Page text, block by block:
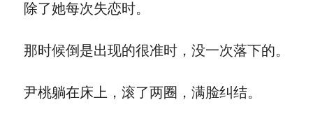
除了她每次失恋时。
那时候倒是出现的很准时，没一次落下的。
尹桃躺在床上，滚了两圈，满脸纠结。